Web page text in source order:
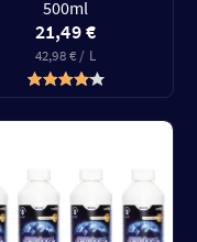
500ml
21,49 €
42,98 € / L